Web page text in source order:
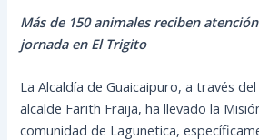
Más de 150 animales reciben
jornada en El Trigito
La Alcaldía de Guaicaipuro, a través
alcalde Farith Fraija, ha llevado la
comunidad de Lagunetica,